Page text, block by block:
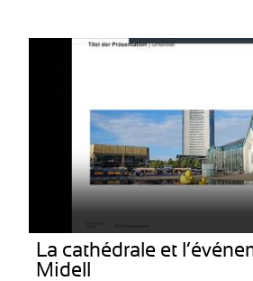
La cathédrale et
Midell